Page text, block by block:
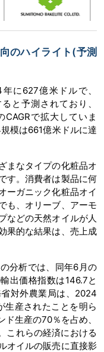
のハイライト(予測
に627億米ドルで、
と予測されており、
で拡大していま
模は661億米ドルに達
まなタイプの化粧品オ
す。消費者は製品に何
ーガニック化粧品オイ
も、オリーブ、アーモ
などの天然オイルが人
果的な結果は、売上成
分析では、同年6月の
出価格指数は146.7と
対外農業局は、2024
生産されたことを明ら
生産の70％を占め、
これらの経済における
オイルの販売に直接影